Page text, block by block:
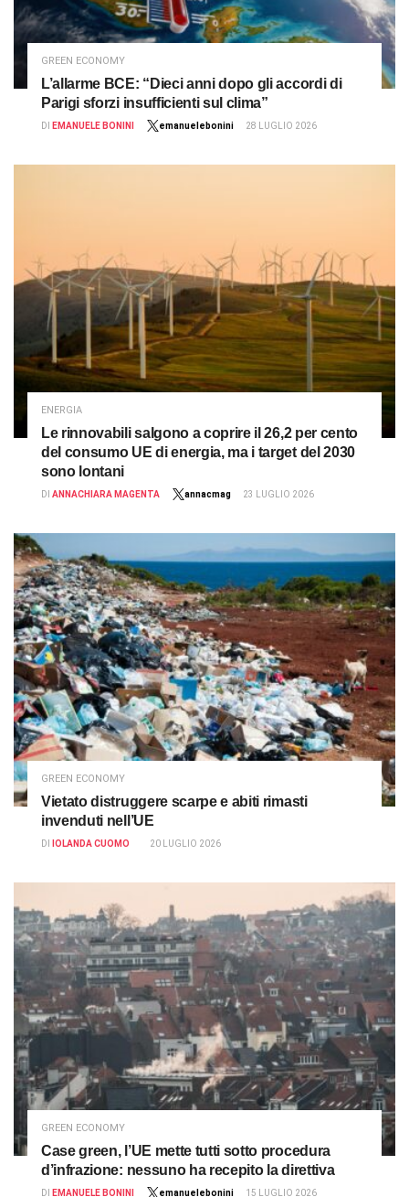
GREEN ECONOMY
L’allarme BCE: “Dieci anni dopo gli accordi di
Parigi sforzi insufficienti sul clima”
DI EMANUELE BONINI emanuelebonini 28 LUGLIO 2026
ENERGIA
Le rinnovabili salgono a coprire il 26,2 per cento
del consumo UE di energia, ma i target del 2030
sono lontani
DI ANNACHIARA MAGENTA annacmag 23 LUGLIO 2026
GREEN ECONOMY
Vietato distruggere scarpe e abiti rimasti
invenduti nell’UE
DI IOLANDA CUOMO 20 LUGLIO 2026
GREEN ECONOMY
Case green, l’UE mette tutti sotto procedura
d’infrazione: nessuno ha recepito la direttiva
DI EMANUELE BONINI emanuelebonini 15 LUGLIO 2026